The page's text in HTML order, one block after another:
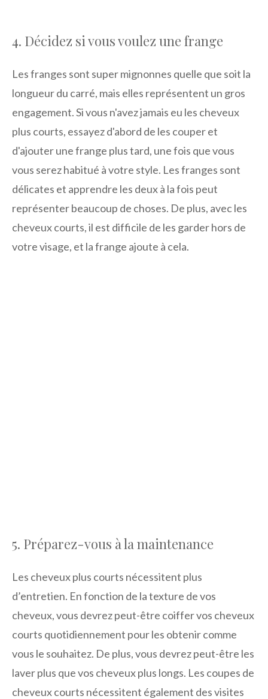
4. Décidez si vous voulez une frange
Les franges sont super mignonnes quelle que soit la
longueur du carré, mais elles représentent un gros
engagement. Si vous n'avez jamais eu les cheveux
plus courts, essayez d'abord de les couper et
d'ajouter une frange plus tard, une fois que vous
vous serez habitué à votre style. Les franges sont
délicates et apprendre les deux à la fois peut
représenter beaucoup de choses. De plus, avec les
cheveux courts, il est difficile de les garder hors de
votre visage, et la frange ajoute à cela.
5. Préparez-vous à la maintenance
Les cheveux plus courts nécessitent plus
d’entretien. En fonction de la texture de vos
cheveux, vous devrez peut-être coiffer vos cheveux
courts quotidiennement pour les obtenir comme
vous le souhaitez. De plus, vous devrez peut-être les
laver plus que vos cheveux plus longs. Les coupes de
cheveux courts nécessitent également des visites